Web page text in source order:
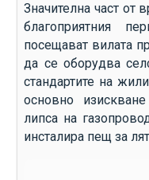
Значителна част от
благоприятния
посещават вилата
да се оборудва
стандартите на
основно
липса на
инсталира пещ за